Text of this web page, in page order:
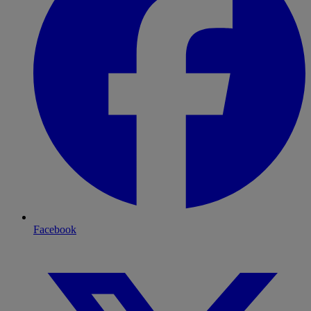
Facebook